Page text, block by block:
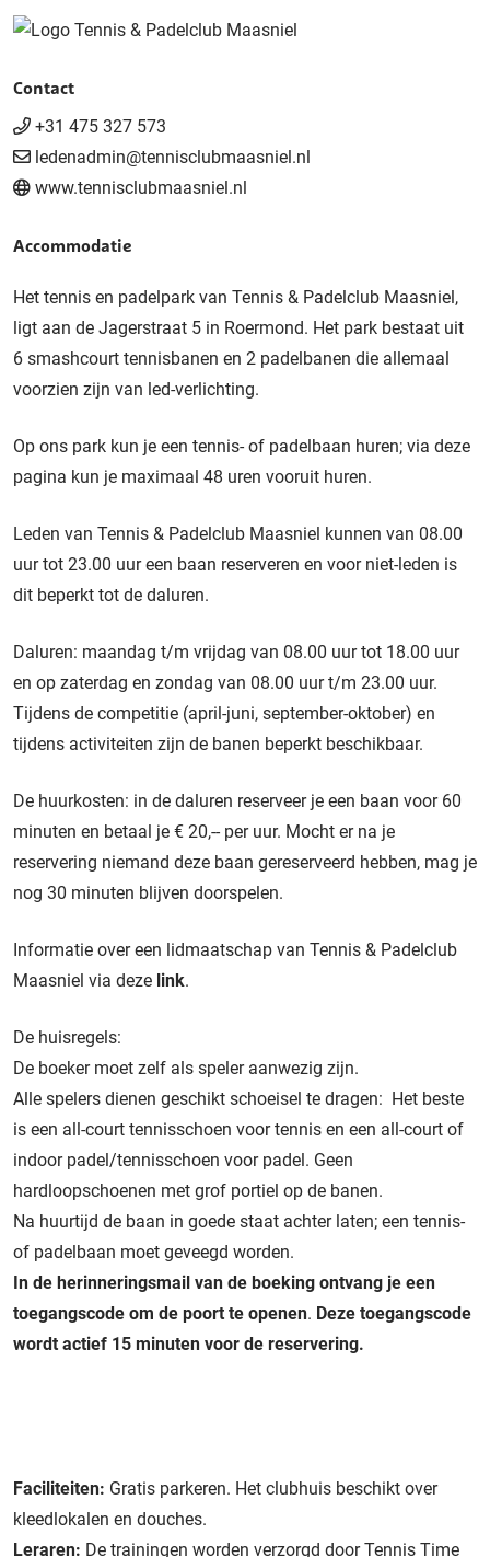
Contact
+31 475 327 573
ledenadmin@tennisclubmaasniel.nl
www.tennisclubmaasniel.nl
Accommodatie
Het tennis en padelpark van Tennis & Padelclub Maasniel,
ligt aan de Jagerstraat 5 in Roermond. Het park bestaat uit
6 smashcourt tennisbanen en 2 padelbanen die allemaal
voorzien zijn van led-verlichting.
Op ons park kun je een tennis- of padelbaan huren; via deze
pagina kun je maximaal 48 uren vooruit huren.
Leden van Tennis & Padelclub Maasniel kunnen van 08.00
uur tot 23.00 uur een baan reserveren en voor niet-leden is
dit beperkt tot de daluren.
Daluren: maandag t/m vrijdag van 08.00 uur tot 18.00 uur
en op zaterdag en zondag van 08.00 uur t/m 23.00 uur.
Tijdens de competitie (april-juni, september-oktober) en
tijdens activiteiten zijn de banen beperkt beschikbaar.
De huurkosten: in de daluren reserveer je een baan voor 60
minuten en betaal je € 20,-- per uur. Mocht er na je
reservering niemand deze baan gereserveerd hebben, mag je
nog 30 minuten blijven doorspelen.
Informatie over een lidmaatschap van Tennis & Padelclub
Maasniel via deze link.
De huisregels:
De boeker moet zelf als speler aanwezig zijn.
Alle spelers dienen geschikt schoeisel te dragen: Het beste
is een all-court tennisschoen voor tennis en een all-court of
indoor padel/tennisschoen voor padel. Geen
hardloopschoenen met grof portiel op de banen.
Na huurtijd de baan in goede staat achter laten; een tennis-
of padelbaan moet geveegd worden.
In de herinneringsmail van de boeking ontvang je een
toegangscode om de poort te openen. Deze toegangscode
wordt actief 15 minuten voor de reservering.
Faciliteiten: Gratis parkeren. Het clubhuis beschikt over
kleedlokalen en douches.
Leraren: De trainingen worden verzorgd door Tennis Time